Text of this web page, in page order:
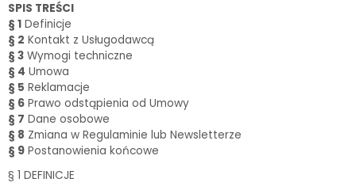
SPIS TREŚCI
§ 1 Definicje
§ 2 Kontakt z Usługodawcą
§ 3 Wymogi techniczne
§ 4 Umowa
§ 5 Reklamacje
§ 6 Prawo odstąpienia od Umowy
§ 7 Dane osobowe
§ 8 Zmiana w Regulaminie lub Newsletterze
§ 9 Postanowienia końcowe
§ 1 DEFINICJE